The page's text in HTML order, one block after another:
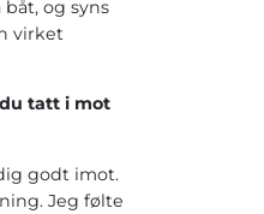
og syns
virket
tatt i mot
godt imot.
Jeg følte